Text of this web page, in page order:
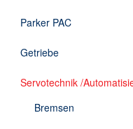
Parker PAC
Getriebe
Servotechnik /
Bremsen